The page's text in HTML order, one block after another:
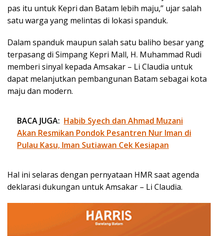
pas itu untuk Kepri dan Batam lebih maju,” ujar salah
satu warga yang melintas di lokasi spanduk.
Dalam spanduk maupun salah satu baliho besar yang
terpasang di Simpang Kepri Mall, H. Muhammad Rudi
memberi sinyal kepada Amsakar – Li Claudia untuk
dapat melanjutkan pembangunan Batam sebagai kota
maju dan modern.
BACA JUGA: Habib Syech dan Ahmad Muzani
Akan Resmikan Pondok Pesantren Nur Iman di
Pulau Kasu, Iman Sutiawan Cek Kesiapan
Hal ini selaras dengan pernyataan HMR saat agenda
deklarasi dukungan untuk Amsakar – Li Claudia.